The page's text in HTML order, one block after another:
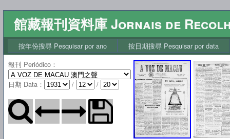
館藏報刊資料庫 Jornais de
按年份搜尋 Pesquisar por ano
按日期搜尋 Pesquisar por data
報刊 Periódico ：
日期 Data ： / /